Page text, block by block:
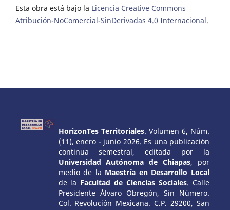
Esta obra está bajo la Licencia Creative Commons
Atribución-NoComercial-SinDerivadas 4.0 Internacional.
HorizonTes Territoriales. Volumen 6, Núm.
(11), enero - junio 2026. Es una publicación
continua semestral, editada por la
Universidad Autónoma de Chiapas, por
medio de la Maestría en Desarrollo Local
de la Facultad de Ciencias Sociales. Calle
Presidente Álvaro Obregón, Sin Número.
Col. Revolución Mexicana. C.P. 29200, San